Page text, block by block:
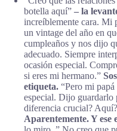
botella aquí” – la
increíblemente cara. Mi
un vintage del año en
cumpleaños y nos dijo
adecuado. Siempre
ocasión especial.
si eres mi hermano.”
etiqueta. “Pero mi
especial. Dijo guardarlo
diferencia crucial?
Aparentemente. Y ese